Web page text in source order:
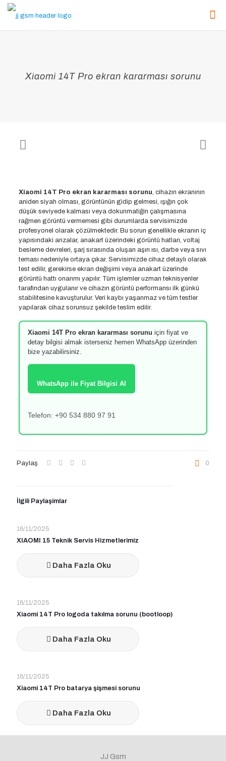
Xiaomi 14T Pro ekran kararması sorunu
Xiaomi 14T Pro ekran kararması sorunu, cihazın ekranının
aniden siyah olması, görüntünün gidip gelmesi, ışığın çok
düşük seviyede kalması veya dokunmatiğin çalışmasına
rağmen görüntü vermemesi gibi durumlarda servisimizde
profesyonel olarak çözülmektedir. Bu sorun genellikle ekranın iç
yapısındaki arızalar, anakart üzerindeki görüntü hatları, voltaj
besleme devreleri, şarj sırasında oluşan aşırı ısı, darbe veya sıvı
teması nedeniyle ortaya çıkar. Servisimizde cihaz detaylı olarak
test edilir, gerekirse ekran değişimi veya anakart üzerinde
görüntü hattı onarımı yapılır. Tüm işlemler uzman teknisyenler
tarafından uygulanır ve cihazın görüntü performansı ilk günkü
stabilitesine kavuşturulur. Veri kaybı yaşanmaz ve tüm testler
yapılarak cihaz sorunsuz şekilde teslim edilir.
Xiaomi 14T Pro ekran kararması sorunu için fiyat ve
detay bilgisi almak isterseniz hemen WhatsApp üzerinden
bize yazabilirsiniz.
WhatsApp ile Fiyat Bilgisi Al
Telefon: +90 534 880 97 91
Paylaş 0
İlgili Paylaşimlar
16/11/2025
XIAOMI 15 Teknik Servis Hizmetlerimiz
Daha Fazla Oku
16/11/2025
Xiaomi 14T Pro logoda takılma sorunu (bootloop)
Daha Fazla Oku
16/11/2025
Xiaomi 14T Pro batarya şişmesi sorunu
Daha Fazla Oku
JJ Gsm